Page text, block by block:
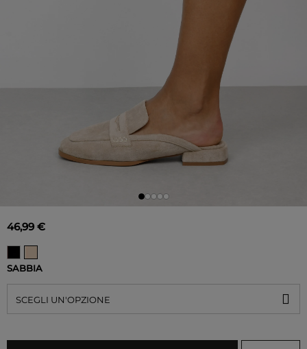
46,99 €
SABBIA
SCEGLI UN'OPZIONE